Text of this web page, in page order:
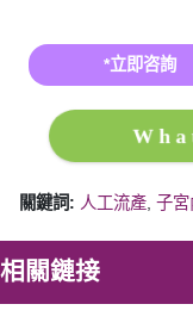
*立即咨詢
關鍵詞: 人工流產 子宮
相關鏈接